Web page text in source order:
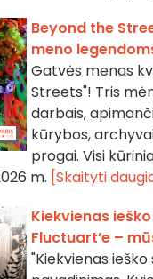
Beyond the
meno
Gatvės menas
Streets"! Tris
darbais,
kūrybos,
progai. Visi
m. [Skaityti
Kiekvienas
Fluctuart’e –
"Kiekvienas